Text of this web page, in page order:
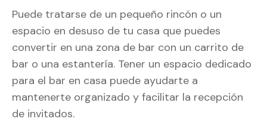
Puede tratarse de un pequeño rincón o un
espacio en desuso de tu casa que puedes
convertir en una zona de bar con un carrito de
bar o una estantería. Tener un espacio dedicado
para el bar en casa puede ayudarte a
mantenerte organizado y facilitar la recepción
de invitados.